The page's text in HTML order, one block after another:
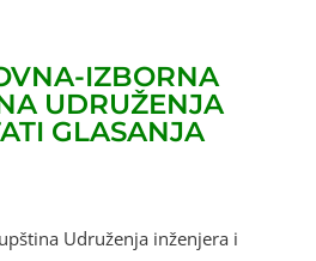
IZBORNA
UDRUŽENJA
GLASANJA
Udruženja inženjera i